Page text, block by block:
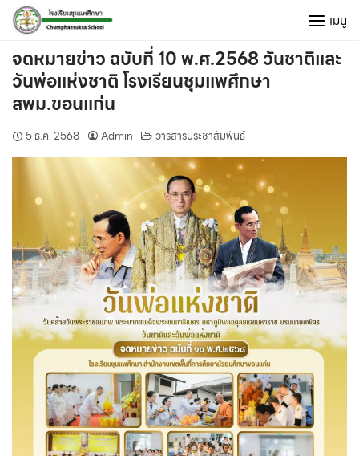
Skip
content
เมนู
จดหมายข่าว ฉบับที่ 10 พ.ศ.2568 วันชาติและ
วันพ่อแห่งชาติ โรงเรียนชุมแพศึกษา
สพม.ขอนแก่น
5 ธ.ค. 2568 Admin วารสารประชาสัมพันธ์